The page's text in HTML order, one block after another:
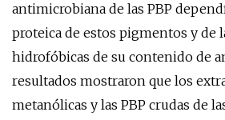
antimicrobiana de las PBP
proteica de estos pigmentos y de
hidrofóbicas de su contenido de
resultados mostraron que los
metanólicas y las PBP crudas de